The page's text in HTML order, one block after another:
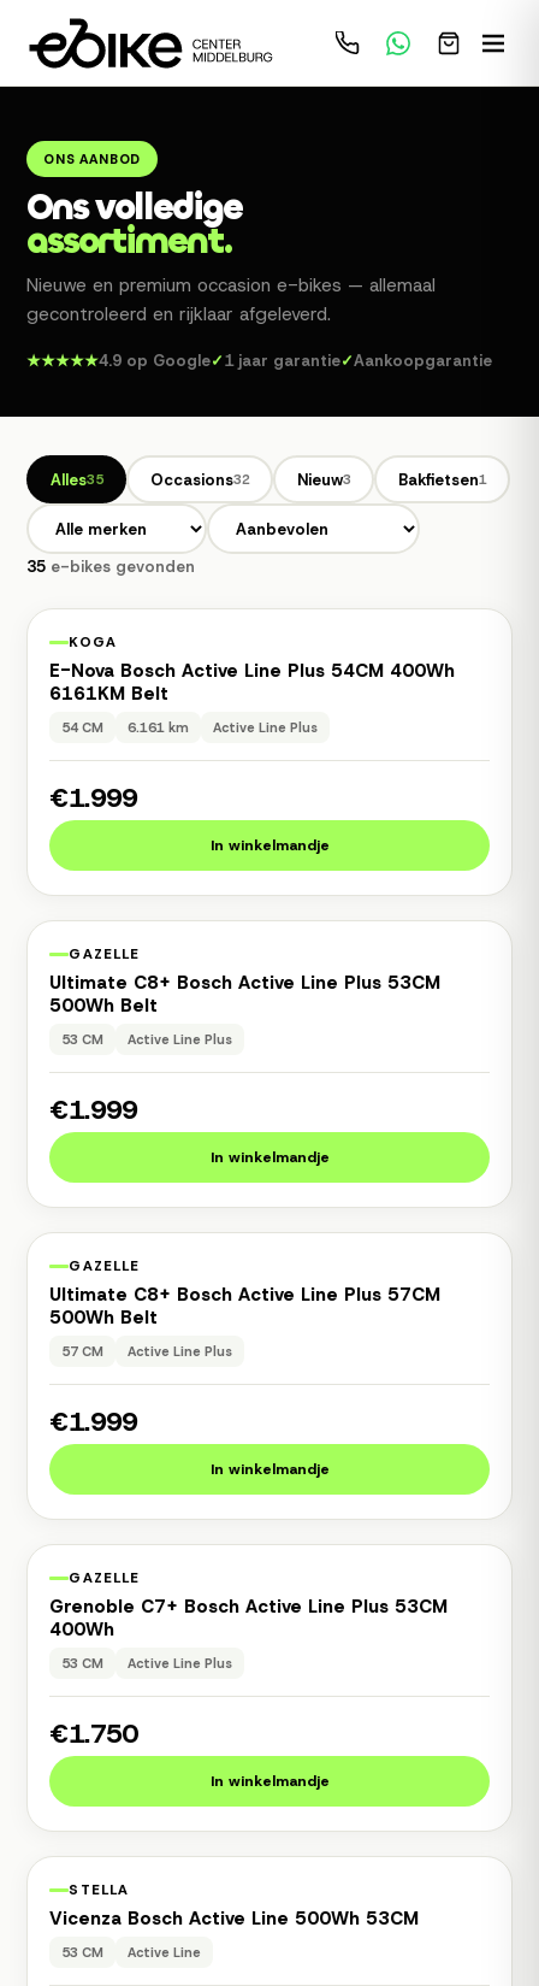
ONS AANBOD
Ons volledige
assortiment.
Nieuwe en premium occasion e-bikes — allemaal
gecontroleerd en rijklaar afgeleverd.
★★★★★4.9 op Google✓1 jaar garantie✓Aankoopgarantie
Alles35 Occasions32 Nieuw3 Bakfietsen1
35 e-bikes gevonden
1 jaar garantie
KOGA
E-Nova Bosch Active Line Plus 54CM 400Wh
6161KM Belt
54 CM 6.161 km Active Line Plus
€1.999
In winkelmandje
1 jaar garantie
GAZELLE
Ultimate C8+ Bosch Active Line Plus 53CM
500Wh Belt
53 CM Active Line Plus
€1.999
In winkelmandje
1 jaar garantie
GAZELLE
Ultimate C8+ Bosch Active Line Plus 57CM
500Wh Belt
57 CM Active Line Plus
€1.999
In winkelmandje
1 jaar garantie
GAZELLE
Grenoble C7+ Bosch Active Line Plus 53CM
400Wh
53 CM Active Line Plus
€1.750
In winkelmandje
1 jaar garantie
STELLA
Vicenza Bosch Active Line 500Wh 53CM
53 CM Active Line